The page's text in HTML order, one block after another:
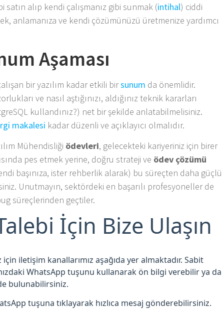
alıp kendi çalışmanız gibi sunmak (intihal) ciddi
anlamanıza ve kendi çözümünüzü üretmenize yardımcı
Aşaması
bir yazılım kadar etkili birsunum da önemlidir.
ve nasıl aştığınızı, aldığınız teknik kararları
kullandınız?) net bir şekilde anlatabilmelisiniz.
makalesi kadar düzenli ve açıklayıcı olmalıdır.
Mühendisliği ödevleri, gelecekteki kariyeriniz için birer
pes etmek yerine, doğru strateji ve ödev çözümü
başınıza, ister rehberlik alarak) bu süreçten daha güçlü
Unutmayın, sektördeki en başarılı profesyoneller de
süreçlerinden geçtiler.
İçin Bize Ulaşın
iletişim kanallarımız aşağıda yer almaktadır. Sabit
WhatsApp tuşunu kullanarak ön bilgi verebilir ya da
bulunabilirsiniz.
tuşuna tıklayarak hızlıca mesaj gönderebilirsiniz.